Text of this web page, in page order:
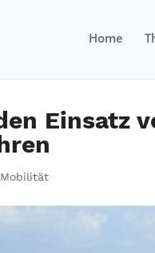
Home
Einsatz
Mobilität